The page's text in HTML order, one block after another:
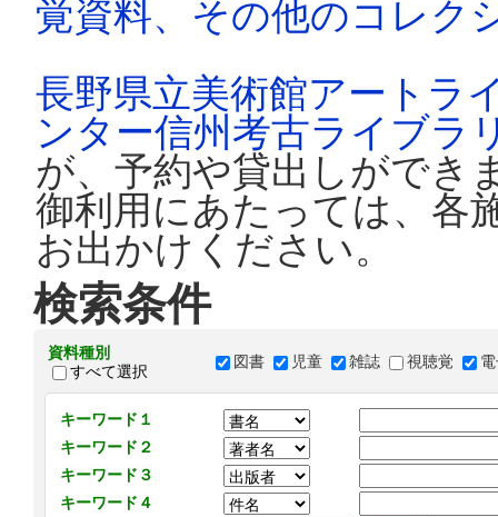
覚資料、その他のコレク
長野県立美術館アートラ
ンター信州考古ライブラ
が、予約や貸出しができ
御利用にあたっては、各
お出かけください。
検索条件
資料種別
すべて選択
図書 児童 雑誌 視聴覚
キーワード１
キーワード２
キーワード３
キーワード４